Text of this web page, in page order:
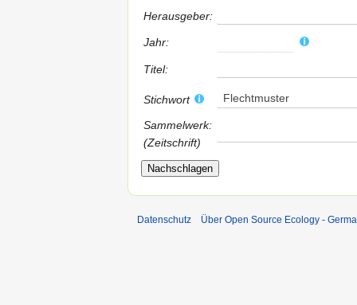
Herausgeber:
Jahr:
Titel:
Stichwort Flechtmuster
Sammelwerk:
(Zeitschrift)
Datenschutz Über Open Source Ecology -